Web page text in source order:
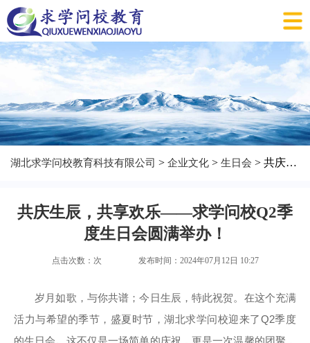
湖北求学问校教育科技有限公司 > 企业文化 > 生日会 > 共庆生辰，共享欢乐——求学问校Q2季度生日会圆满举办！
共庆生辰，共享欢乐——求学问校Q2季
度生日会圆满举办！
点击次数： 次 发布时间：2024年07月12日 10:27
岁月如歌，与你共谱；今日生辰，特此祝贺。在这个充满
活力与希望的季节，盛夏时节，湖北求学问校迎来了Q2季度
的生日会。这不仅是一场简单的庆祝，更是一次温馨的团聚，